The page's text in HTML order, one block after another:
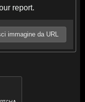
report.
immagine da URL